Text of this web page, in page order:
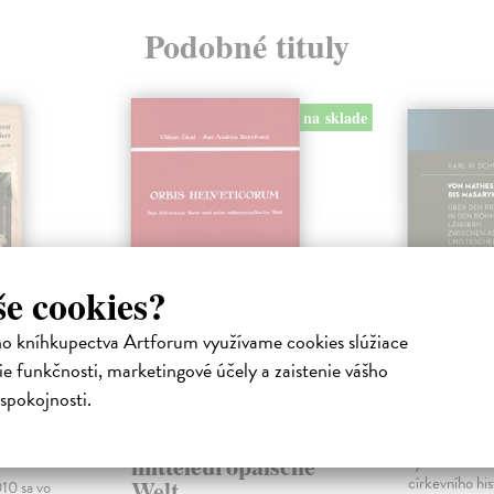
cookies?
kníhkupectva Artforum využívame cookies slúžiace
funkčnosti, marketingové účely a zaistenie vášho
Podobné tituly
sa vo
na sklade
Orbis
Helveticorum. Das
mitteleuropäische
Von
církevního